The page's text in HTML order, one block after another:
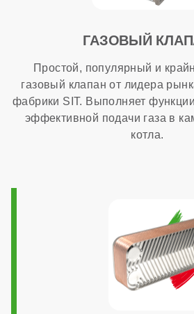
ГАЗОВЫЙ
Простой, популярный и
газовый клапан от лидера
фабрики SIT. Выполняет
эффективной подачи газа в
котла.